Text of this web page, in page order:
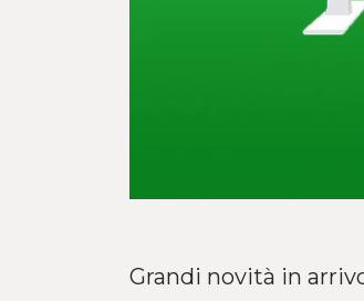
Grandi novità in